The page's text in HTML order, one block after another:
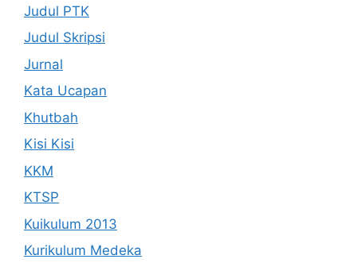
Judul PTK
Judul Skripsi
Jurnal
Kata Ucapan
Khutbah
Kisi Kisi
KKM
KTSP
Kuikulum 2013
Kurikulum Medeka